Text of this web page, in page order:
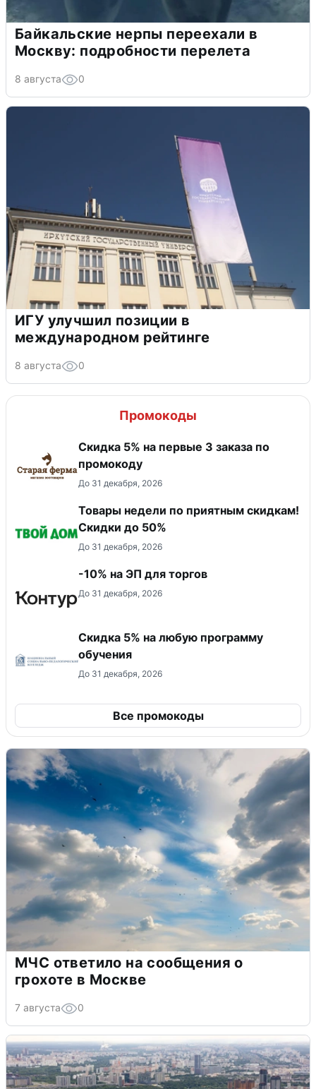
Байкальские нерпы переехали в
Москву: подробности перелета
8 августа 0
ИГУ улучшил позиции в
международном рейтинге
8 августа 0
Промокоды
Скидка 5% на первые 3 заказа по
промокоду
До 31 декабря, 2026
Товары недели по приятным скидкам!
Скидки до 50%
До 31 декабря, 2026
-10% на ЭП для торгов
До 31 декабря, 2026
Скидка 5% на любую программу
обучения
До 31 декабря, 2026
Все промокоды
МЧС ответило на сообщения о
грохоте в Москве
7 августа 0